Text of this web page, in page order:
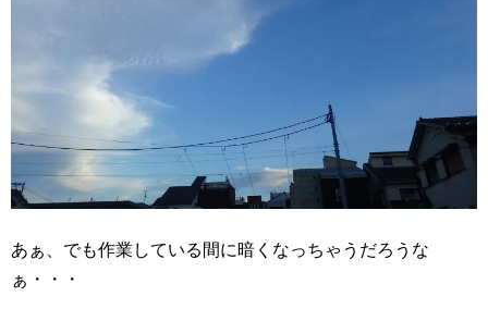
あぁ、でも作業している間に暗くなっちゃうだろうな
ぁ・・・